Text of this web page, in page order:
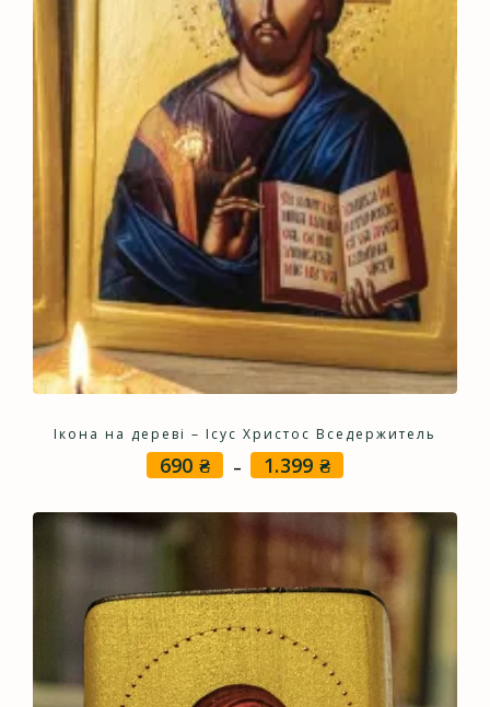
Ікона на дереві – Ісус Христос Вседержитель
690 ₴ – 1.399 ₴
690 ₴
1.399 ₴